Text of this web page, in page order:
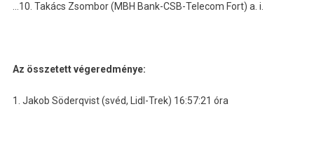
…10. Takács Zsombor (MBH Bank-CSB-Telecom Fort) a. i.
Az összetett végeredménye:
1. Jakob Söderqvist (svéd, Lidl-Trek) 16:57:21 óra